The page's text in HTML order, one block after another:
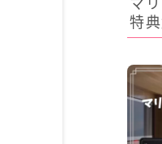
マ
特